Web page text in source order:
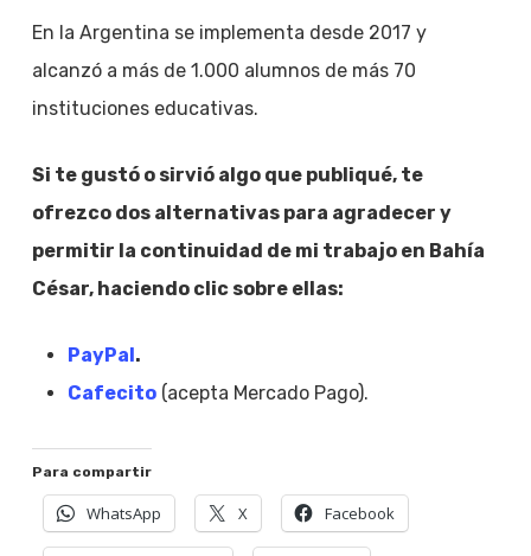
En la Argentina se implementa desde 2017 y
alcanzó a más de 1.000 alumnos de más 70
instituciones educativas.
Si te gustó o sirvió algo que publiqué, te
ofrezco dos alternativas para agradecer y
permitir la continuidad de mi trabajo en Bahía
César, haciendo clic sobre ellas:
PayPal.
Cafecito(acepta Mercado Pago).
Para compartir
WhatsApp X Facebook